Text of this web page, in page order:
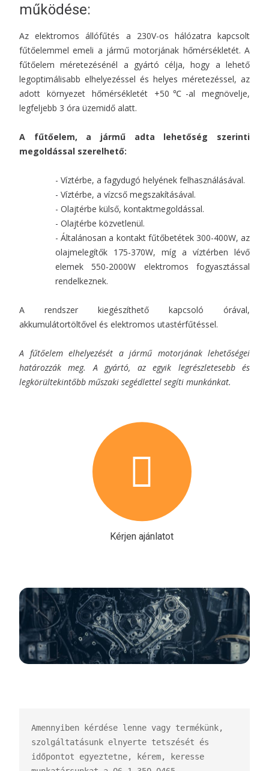
működése:
Az elektromos állófűtés a 230V-os hálózatra kapcsolt
fűtőelemmel emeli a jármű motorjának hőmérsékletét. A
fűtőelem méretezésénél a gyártó célja, hogy a lehető
legoptimálisabb elhelyezéssel és helyes méretezéssel, az
adott környezet hőmérsékletét +50℃-al megnövelje,
legfeljebb 3 óra üzemidő alatt.
A fűtőelem, a jármű adta lehetőség szerinti
megoldással szerelhető:
- Víztérbe, a fagydugó helyének felhasználásával.
- Víztérbe, a vízcső megszakításával.
- Olajtérbe külső, kontaktmegoldással.
- Olajtérbe közvetlenül.
- Általánosan a kontakt fűtőbetétek 300-400W, az
olajmelegítők 175-370W, míg a víztérben lévő
elemek 550-2000W elektromos fogyasztással
rendelkeznek.
A rendszer kiegészíthető kapcsoló órával,
akkumulátortöltővel és elektromos utastérfűtéssel.
A fűtőelem elhelyezését a jármű motorjának lehetőségei
határozzák meg. A gyártó, az egyik legrészletesebb és
legkörültekintőbb műszaki segédlettel segíti munkánkat.
Kérjen ajánlatot
Amennyiben kérdése lenne vagy termékünk,
szolgáltatásunk elnyerte tetszését és
időpontot egyeztetne, kérem, keresse